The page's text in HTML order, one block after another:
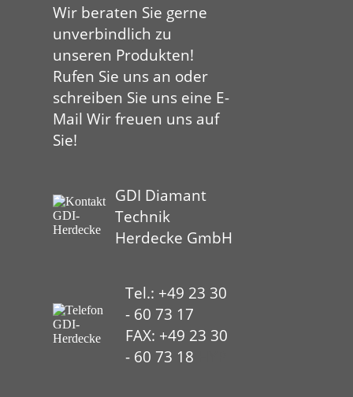
Wir beraten Sie gerne
unverbindlich zu
unseren Produkten!
Rufen Sie uns an oder
schreiben Sie uns eine E-
Mail Wir freuen uns auf
Sie!
GDI Diamant
Technik
Herdecke GmbH
Tel.: +49 23 30
- 60 73 17
FAX: +49 23 30
- 60 73 18